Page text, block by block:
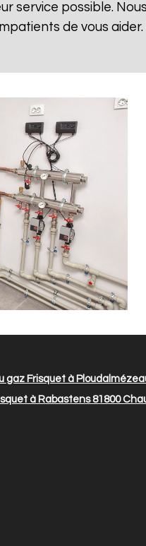
service possible.
de vous
Frisquet à
à Rabastens 81800